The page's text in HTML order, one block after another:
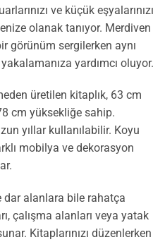
ve küçük eşyalarınızı
olanak tanıyor. Merdiven
görünüm sergilerken aynı
yardımcı oluyor.
üretilen kitaplık, 63 cm
cm yüksekliğe sahip.
yıllar kullanılabilir. Koyu
mobilya ve dekorasyon
dar alanlara bile rahatça
çalışma alanları veya yatak
Kitaplarınızı düzenlerken